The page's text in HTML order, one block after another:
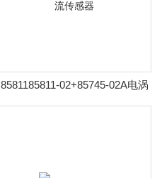
8581185811-02+85745-02A电涡
流传感器